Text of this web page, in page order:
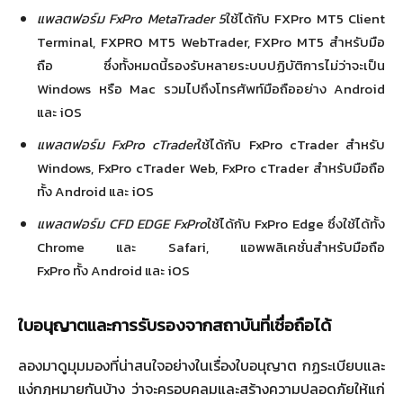
แพลตฟอร์ม FxPro MetaTrader 5ใช้ได้กับ FXPro MT5 Client
Terminal, FXPRO MT5 WebTrader, FXPro MT5 สำหรับมือ
ถือ ซึ่งทั้งหมดนี้รองรับหลายระบบปฏิบัติการไม่ว่าจะเป็น
Windows หรือ Mac รวมไปถึงโทรศัพท์มือถืออย่าง Android
และ iOS
แพลตฟอร์ม FxPro cTraderใช้ได้กับ FxPro cTrader สำหรับ
Windows, FxPro cTrader Web, FxPro cTrader สำหรับมือถือ
ทั้ง Android และ iOS
แพลตฟอร์ม CFD EDGE FxProใช้ได้กับ FxPro Edge ซึ่งใช้ได้ทั้ง
Chrome และ Safari, แอพพลิเคชั่นสำหรับมือถือ
FxPro ทั้ง Android และ iOS
ใบอนุญาตและการรับรองจากสถาบันที่เชื่อถือได้
ลองมาดูมุมมองที่น่าสนใจอย่างในเรื่องใบอนุญาต กฏระเบียบและ
แง่กฏหมายกันบ้าง ว่าจะครอบคลุมและสร้างความปลอดภัยให้แก่